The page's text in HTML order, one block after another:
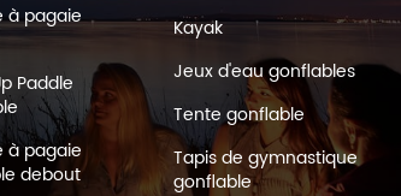
à pagaie
Paddle
à pagaie
debout
Kayak
Jeux d'eau gonflables
Tente gonflable
Tapis de gymnastique
gonflable